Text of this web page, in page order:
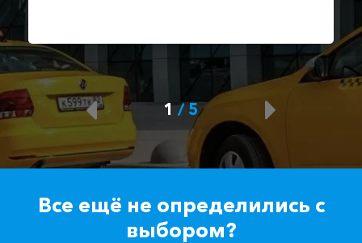
1/ 5
Все ещё не определились с
выбором?